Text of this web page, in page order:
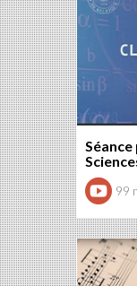
Séance
99